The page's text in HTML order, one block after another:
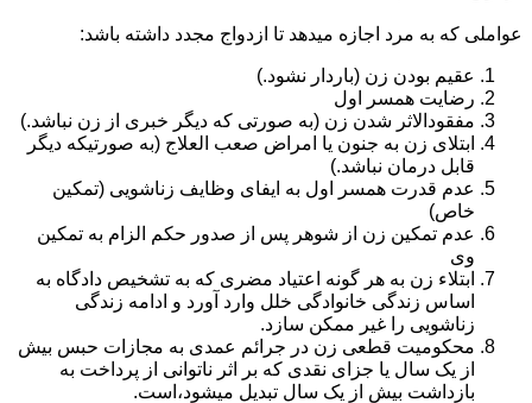
عواملی که به مرد اجازه میدهد تا ازدواج مجدد داشته باشد:
عقیم بودن زن (باردار نشود.)
رضایت همسر اول
مفقودالاثر شدن زن (به صورتی که دیگر خبری از زن نباشد.)
ابتلای زن به جنون یا امراض صعب العلاج (به صورتیکه دیگر
قابل درمان نباشد.)
عدم قدرت همسر اول به ایفای وظایف زناشویی (تمکین
خاص)
عدم تمکین زن از شوهر پس از صدور حکم الزام به تمکین
وی
ابتلاء زن به هر گونه اعتیاد مضری که به تشخیص دادگاه به
اساس زندگی خانوادگی خلل وارد آورد و ادامه زندگی
زناشویی را غیر ممکن سازد.
محکومیت قطعی زن در جرائم عمدی به مجازات حبس بیش
از یک سال یا جزای نقدی که بر اثر ناتوانی از پرداخت به
بازداشت بیش از یک سال تبدیل می‎شود،است.